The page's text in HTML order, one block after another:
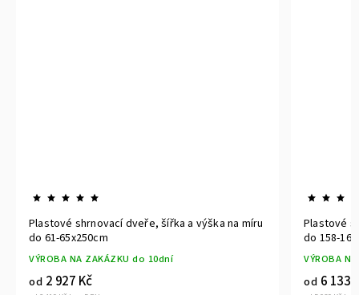
Plastové shrnovací dveře, šířka a výška na míru
do 61-65x250cm
VÝROBA NA ZAKÁZKU do 10dní
od 2 927 Kč
Plastové
do 158-
VÝROBA
od 6 133